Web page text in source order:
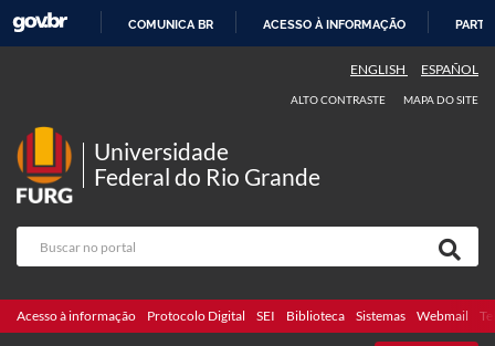
COMUNICA BR ACESSO À INFORMAÇÃO
ENGLISH ESPAÑOL
ALTO CONTRASTE MAPA DO SITE
Universidade
Federal do Rio Grande
Acesso à informação Protocolo Digital SEI Biblioteca Sistemas Webmail